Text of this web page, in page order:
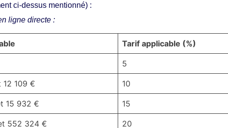
ci-dessus mentionné) :
ligne directe :
Tarif applicable (%)
5
109 € 10
15 932 € 15
552 324 € 20